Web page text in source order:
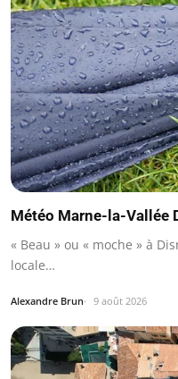
Météo Marne-la-Vallée
« Beau » ou « moche » à
locale…
Alexandre Brun 9 août 2026